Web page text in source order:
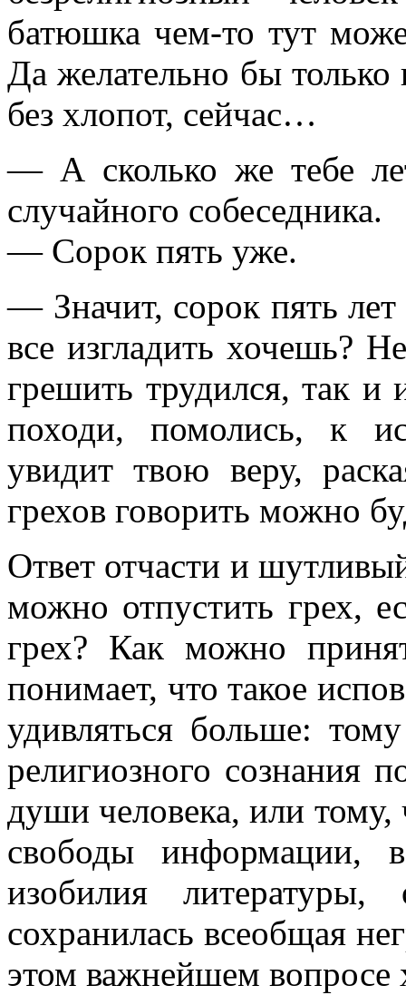
батюшка чем-то тут
Да желательно бы только
без хлопот, сейчас…
— А сколько же тебе
случайного собеседника.
— Сорок пять уже.
— Значит, сорок пять
все изгладить хочешь?
грешить трудился, так и
походи, помолись, к
увидит твою веру,
грехов говорить можно
Ответ отчасти и
можно отпустить грех,
грех? Как можно
понимает, что такое
удивляться больше:
религиозного сознания
души человека, или тому,
свободы информации,
изобилия
сохранилась всеобщая
этом важнейшем вопросе